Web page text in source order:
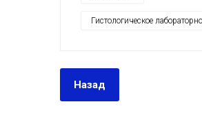
Гистологическое
Назад